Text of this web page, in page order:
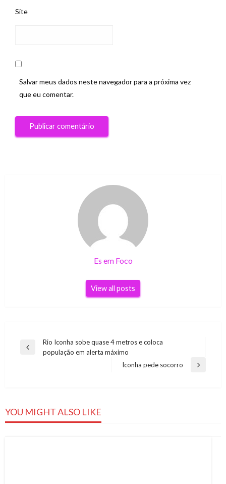
Site
Salvar meus dados neste navegador para a próxima vez
que eu comentar.
Es em Foco
View all posts
Navegação
Previous
Rio Iconha sobe quase 4 metros e coloca
população em alerta máximo
Next
Iconha pede socorro
YOU MIGHT ALSO LIKE